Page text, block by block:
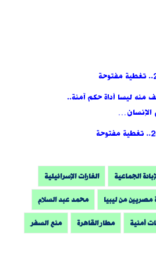
ليسا أداة حكم آمنة..
الإنسان…
الجماعية الغارات الإسرائيلية
مصريين من ليبيا محمد عبد السلام
أمنية مطار القاهرة منع السفر